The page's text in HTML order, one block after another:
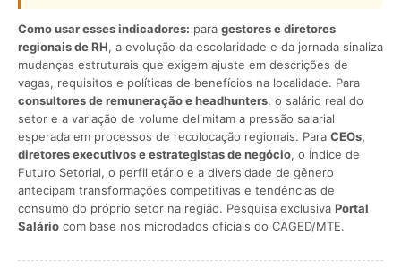
Como usar esses indicadores: para gestores e diretores
regionais de RH, a evolução da escolaridade e da jornada sinaliza
mudanças estruturais que exigem ajuste em descrições de
vagas, requisitos e políticas de benefícios na localidade. Para
consultores de remuneração e headhunters, o salário real do
setor e a variação de volume delimitam a pressão salarial
esperada em processos de recolocação regionais. Para CEOs,
diretores executivos e estrategistas de negócio, o Índice de
Futuro Setorial, o perfil etário e a diversidade de gênero
antecipam transformações competitivas e tendências de
consumo do próprio setor na região. Pesquisa exclusiva Portal
Salário com base nos microdados oficiais do CAGED/MTE.